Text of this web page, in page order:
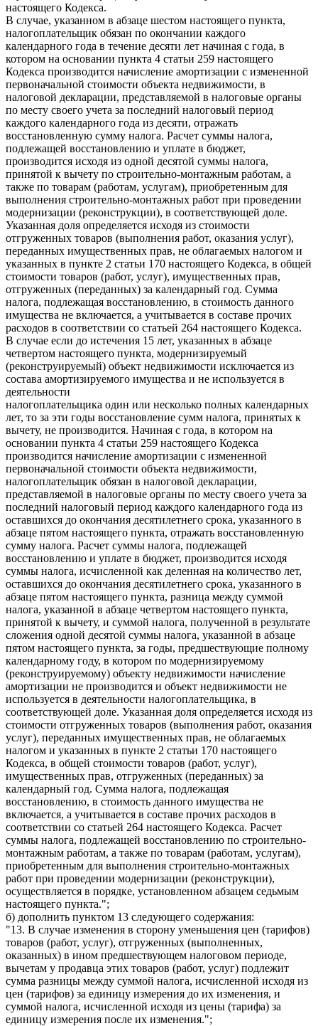
настоящего Кодекса.
В случае, указанном в абзаце шестом настоящего пункта,
налогоплательщик обязан по окончании каждого
календарного года в течение десяти лет начиная с года, в
котором на основании пункта 4 статьи 259 настоящего
Кодекса производится начисление амортизации с измененной
первоначальной стоимости объекта недвижимости, в
налоговой декларации, представляемой в налоговые органы
по месту своего учета за последний налоговый период
каждого календарного года из десяти, отражать
восстановленную сумму налога. Расчет суммы налога,
подлежащей восстановлению и уплате в бюджет,
производится исходя из одной десятой суммы налога,
принятой к вычету по строительно-монтажным работам, а
также по товарам (работам, услугам), приобретенным для
выполнения строительно-монтажных работ при проведении
модернизации (реконструкции), в соответствующей доле.
Указанная доля определяется исходя из стоимости
отгруженных товаров (выполнения работ, оказания услуг),
переданных имущественных прав, не облагаемых налогом и
указанных в пункте 2 статьи 170 настоящего Кодекса, в общей
стоимости товаров (работ, услуг), имущественных прав,
отгруженных (переданных) за календарный год. Сумма
налога, подлежащая восстановлению, в стоимость данного
имущества не включается, а учитывается в составе прочих
расходов в соответствии со статьей 264 настоящего Кодекса.
В случае если до истечения 15 лет, указанных в абзаце
четвертом настоящего пункта, модернизируемый
(реконструируемый) объект недвижимости исключается из
состава амортизируемого имущества и не используется в
деятельности
налогоплательщика один или несколько полных календарных
лет, то за эти годы восстановление сумм налога, принятых к
вычету, не производится. Начиная с года, в котором на
основании пункта 4 статьи 259 настоящего Кодекса
производится начисление амортизации с измененной
первоначальной стоимости объекта недвижимости,
налогоплательщик обязан в налоговой декларации,
представляемой в налоговые органы по месту своего учета за
последний налоговый период каждого календарного года из
оставшихся до окончания десятилетнего срока, указанного в
абзаце пятом настоящего пункта, отражать восстановленную
сумму налога. Расчет суммы налога, подлежащей
восстановлению и уплате в бюджет, производится исходя
суммы налога, исчисленной как деленная на количество лет,
оставшихся до окончания десятилетнего срока, указанного в
абзаце пятом настоящего пункта, разница между суммой
налога, указанной в абзаце четвертом настоящего пункта,
принятой к вычету, и суммой налога, полученной в результате
сложения одной десятой суммы налога, указанной в абзаце
пятом настоящего пункта, за годы, предшествующие полному
календарному году, в котором по модернизируемому
(реконструируемому) объекту недвижимости начисление
амортизации не производится и объект недвижимости не
используется в деятельности налогоплательщика, в
соответствующей доле. Указанная доля определяется исходя из
стоимости отгруженных товаров (выполнения работ, оказания
услуг), переданных имущественных прав, не облагаемых
налогом и указанных в пункте 2 статьи 170 настоящего
Кодекса, в общей стоимости товаров (работ, услуг),
имущественных прав, отгруженных (переданных) за
календарный год. Сумма налога, подлежащая
восстановлению, в стоимость данного имущества не
включается, а учитывается в составе прочих расходов в
соответствии со статьей 264 настоящего Кодекса. Расчет
суммы налога, подлежащей восстановлению по строительно-
монтажным работам, а также по товарам (работам, услугам),
приобретенным для выполнения строительно-монтажных
работ при проведении модернизации (реконструкции),
осуществляется в порядке, установленном абзацем седьмым
настоящего пункта.";
б) дополнить пунктом 13 следующего содержания:
"13. В случае изменения в сторону уменьшения цен (тарифов)
товаров (работ, услуг), отгруженных (выполненных,
оказанных) в ином предшествующем налоговом периоде,
вычетам у продавца этих товаров (работ, услуг) подлежит
сумма разницы между суммой налога, исчисленной исходя из
цен (тарифов) за единицу измерения до их изменения, и
суммой налога, исчисленной исходя из цены (тарифа) за
единицу измерения после их изменения.";